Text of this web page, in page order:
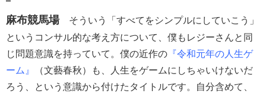
麻布競馬場そういう「すべてをシンプルにしていこう」
というコンサル的な考え方について、僕もレジーさんと同
じ問題意識を持っていて。僕の近作の 『令和元年の人生ゲ
ーム』
（文藝春秋）も、人生をゲームにしちゃいけないだ
ろう、という意識から付けたタイトルです。自分含めて、